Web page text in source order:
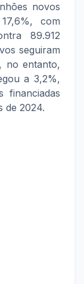
novos
com
89.912
seguiram
no entanto,
a 3,2%,
financiadas
de 2024.